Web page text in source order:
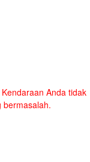
Anda tidak
bermasalah.